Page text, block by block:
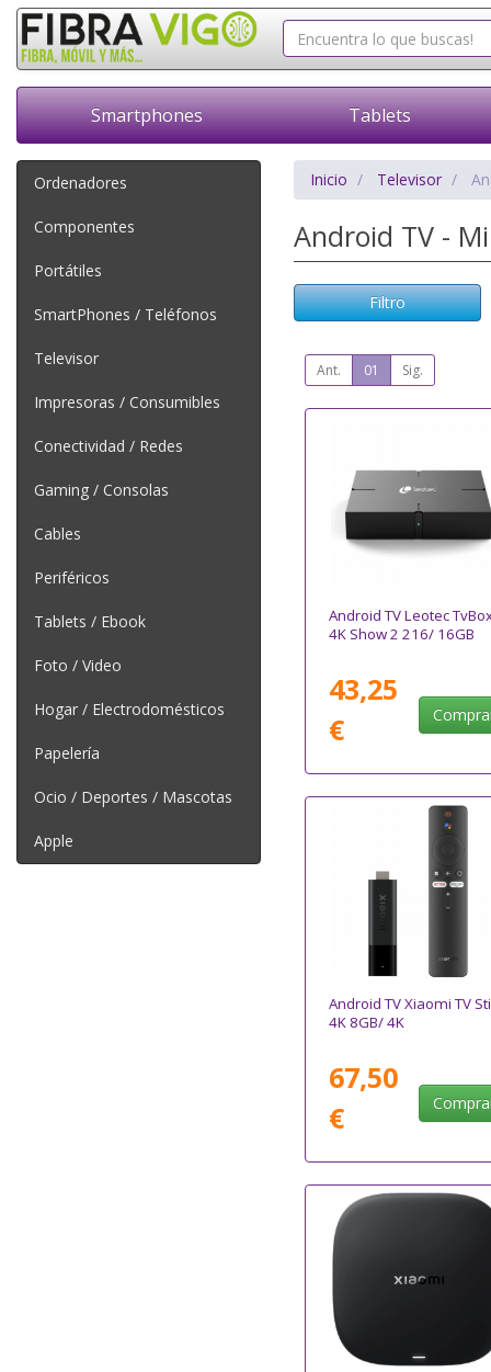
Smartphones Tablets
Ordenadores
Componentes
Portátiles
SmartPhones / Teléfonos
Televisor
Impresoras / Consumibles
Conectividad / Redes
Gaming / Consolas
Cables
Periféricos
Tablets / Ebook
Foto / Video
Hogar / Electrodomésticos
Papelería
Ocio / Deportes / Mascotas
Apple
Inicio Televisor
Android TV -
Filtro
Ant. 01 Sig.
Android TV Leotec
4K Show 2 216/ 16GB
43,25
€
Android TV Xiaomi TV
4K 8GB/ 4K
67,50
€